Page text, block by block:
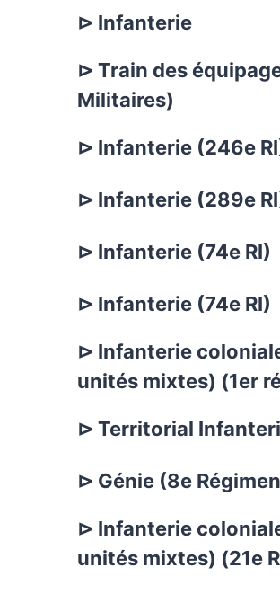
⊳ Infanterie
⊳ Train des
Militaires)
⊳ Infanterie (246e
⊳ Infanterie (289e
⊳ Infanterie (74e RI)
⊳ Infanterie (74e RI)
⊳ Infanterie
unités mixtes) (1er
⊳ Territorial
⊳ Génie (8e
⊳ Infanterie
unités mixtes) (21e